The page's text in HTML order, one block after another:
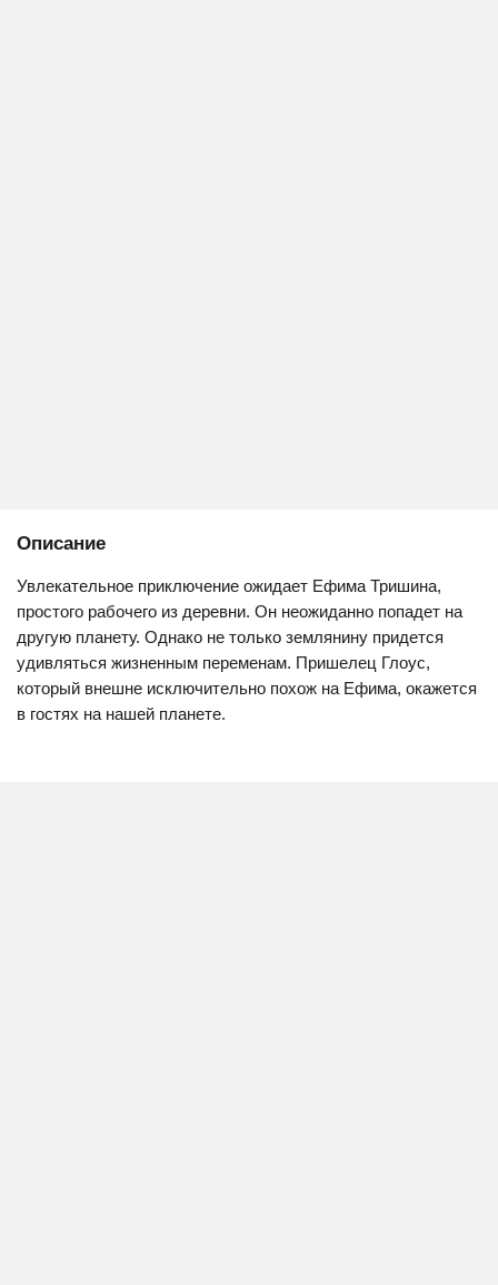
Описание
Увлекательное приключение ожидает Ефима Тришина,
простого рабочего из деревни. Он неожиданно попадет на
другую планету. Однако не только землянину придется
удивляться жизненным переменам. Пришелец Глоус,
который внешне исключительно похож на Ефима, окажется
в гостях на нашей планете.